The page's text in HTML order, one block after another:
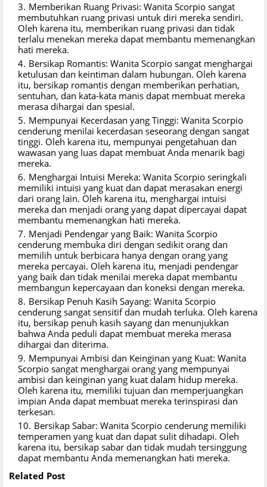
Memberikan Ruang Privasi: Wanita Scorpio sangat
membutuhkan ruang privasi untuk diri mereka sendiri.
Oleh karena itu, memberikan ruang privasi dan tidak
terlalu menekan mereka dapat membantu memenangkan
hati mereka.
Bersikap Romantis: Wanita Scorpio sangat menghargai
ketulusan dan keintiman dalam hubungan. Oleh karena
itu, bersikap romantis dengan memberikan perhatian,
sentuhan, dan kata-kata manis dapat membuat mereka
merasa dihargai dan spesial.
Mempunyai Kecerdasan yang Tinggi: Wanita Scorpio
cenderung menilai kecerdasan seseorang dengan sangat
tinggi. Oleh karena itu, mempunyai pengetahuan dan
wawasan yang luas dapat membuat Anda menarik bagi
mereka.
Menghargai Intuisi Mereka: Wanita Scorpio seringkali
memiliki intuisi yang kuat dan dapat merasakan energi
dari orang lain. Oleh karena itu, menghargai intuisi
mereka dan menjadi orang yang dapat dipercayai dapat
membantu memenangkan hati mereka.
Menjadi Pendengar yang Baik: Wanita Scorpio
cenderung membuka diri dengan sedikit orang dan
memilih untuk berbicara hanya dengan orang yang
mereka percayai. Oleh karena itu, menjadi pendengar
yang baik dan tidak menilai mereka dapat membantu
membangun kepercayaan dan koneksi dengan mereka.
Bersikap Penuh Kasih Sayang: Wanita Scorpio
cenderung sangat sensitif dan mudah terluka. Oleh karena
itu, bersikap penuh kasih sayang dan menunjukkan
bahwa Anda peduli dapat membuat mereka merasa
dihargai dan diterima.
Mempunyai Ambisi dan Keinginan yang Kuat: Wanita
Scorpio sangat menghargai orang yang mempunyai
ambisi dan keinginan yang kuat dalam hidup mereka.
Oleh karena itu, memiliki tujuan dan memperjuangkan
impian Anda dapat membuat mereka terinspirasi dan
terkesan.
Bersikap Sabar: Wanita Scorpio cenderung memiliki
temperamen yang kuat dan dapat sulit dihadapi. Oleh
karena itu, bersikap sabar dan tidak mudah tersinggung
dapat membantu Anda memenangkan hati mereka.
Related Post